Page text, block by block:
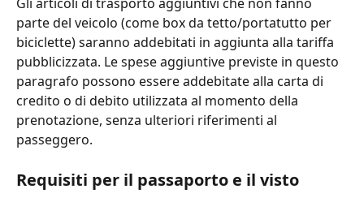
parte del veicolo (come box da tetto/portatutto per
biciclette) saranno addebitati in aggiunta alla tariffa
pubblicizzata. Le spese aggiuntive previste in questo
paragrafo possono essere addebitate alla carta di
credito o di debito utilizzata al momento della
prenotazione, senza ulteriori riferimenti al
passeggero.
Requisiti per il passaporto e il visto